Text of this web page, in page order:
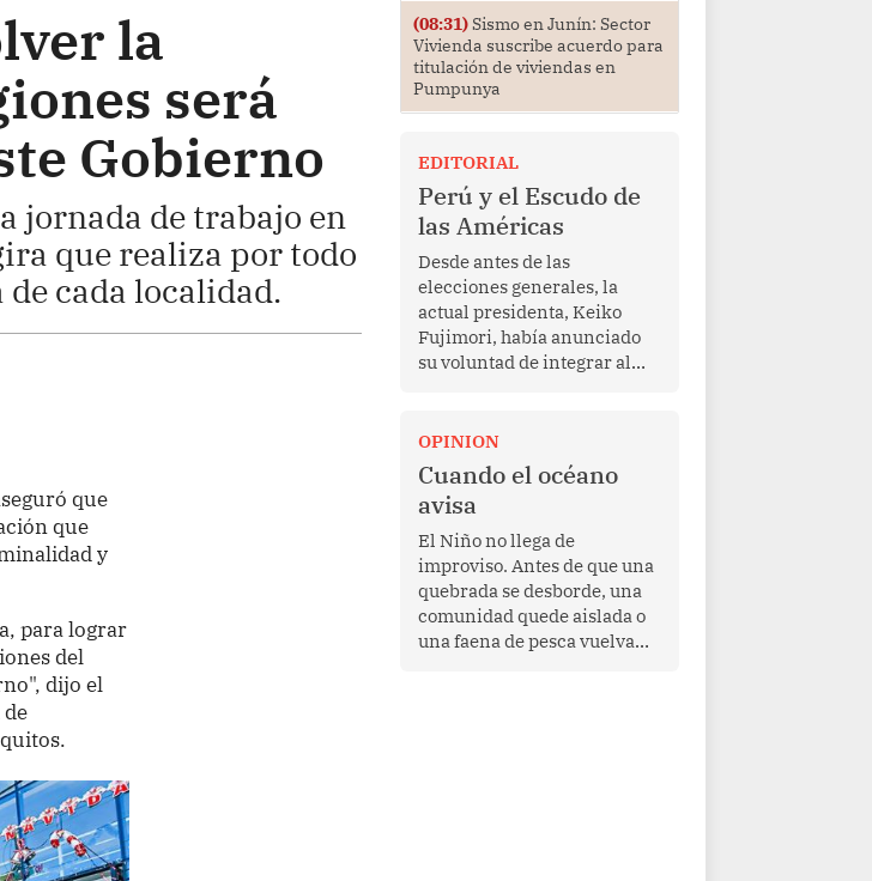
la
será
Gobierno
jornada de trabajo en
que realiza por todo
cada localidad.
que
que
y
para lograr
del
dijo el
(08:31)Sismo en Junín: Sector
Vivienda suscribe acuerdo para
titulación de viviendas en
Pumpunya
EDITORIAL
Perú y el Escudo de
las Américas
Desde antes de las
elecciones generales, la
actual presidenta, Keiko
Fujimori, había anunciado
su voluntad de integrar al
en marzo de este año por el
mandatario estadounidense
Donald Trump, con el fin de
enfrentar al crimen
transnacional organizado y
al tráfico de drogas.
OPINION
Cuando el océano
avisa
El Niño no llega de
improviso. Antes de que una
quebrada se desborde, una
comunidad quede aislada o
una faena de pesca vuelva